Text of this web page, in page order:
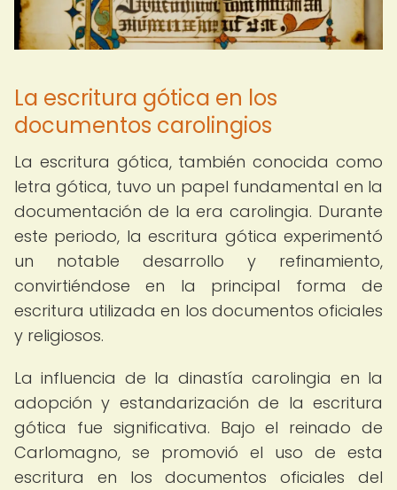
La escritura gótica en los
documentos carolingios
La escritura gótica, también conocida como
letra gótica, tuvo un papel fundamental en la
documentación de la era carolingia. Durante
este periodo, la escritura gótica experimentó
un notable desarrollo y refinamiento,
convirtiéndose en la principal forma de
escritura utilizada en los documentos oficiales
y religiosos.
La influencia de la dinastía carolingia en la
adopción y estandarización de la escritura
gótica fue significativa. Bajo el reinado de
Carlomagno, se promovió el uso de esta
escritura en los documentos oficiales del